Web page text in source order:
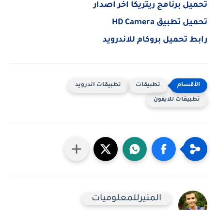
تحميل برنامج ريتريكا اخر اصدار
تحميل تطبيق HD Camera
رابط تحميل بروكام للاندرويد
تطبيقات تطبيقات اندرويد
تطبيقات للايفون
المنيرللمعلوميات